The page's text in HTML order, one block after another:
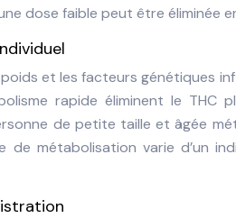
dose faible peut être éliminée
poids et les facteurs génétiques
rapide éliminent le THC
de petite taille et âgée
de métabolisation varie d’un